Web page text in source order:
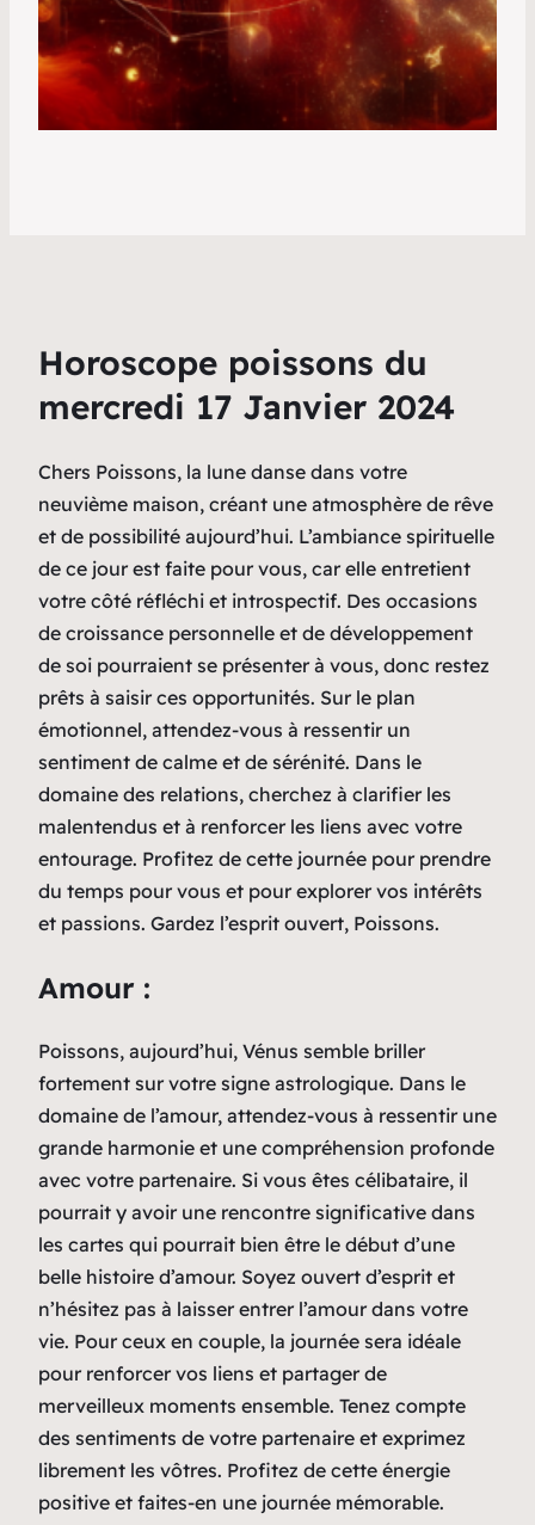
Horoscope poissons du
mercredi 17 Janvier 2024
Chers Poissons, la lune danse dans votre
neuvième maison, créant une atmosphère de rêve
et de possibilité aujourd’hui. L’ambiance spirituelle
de ce jour est faite pour vous, car elle entretient
votre côté réfléchi et introspectif. Des occasions
de croissance personnelle et de développement
de soi pourraient se présenter à vous, donc restez
prêts à saisir ces opportunités. Sur le plan
émotionnel, attendez-vous à ressentir un
sentiment de calme et de sérénité. Dans le
domaine des relations, cherchez à clarifier les
malentendus et à renforcer les liens avec votre
entourage. Profitez de cette journée pour prendre
du temps pour vous et pour explorer vos intérêts
et passions. Gardez l’esprit ouvert, Poissons.
Amour :
Poissons, aujourd’hui, Vénus semble briller
fortement sur votre signe astrologique. Dans le
domaine de l’amour, attendez-vous à ressentir une
grande harmonie et une compréhension profonde
avec votre partenaire. Si vous êtes célibataire, il
pourrait y avoir une rencontre significative dans
les cartes qui pourrait bien être le début d’une
belle histoire d’amour. Soyez ouvert d’esprit et
n’hésitez pas à laisser entrer l’amour dans votre
vie. Pour ceux en couple, la journée sera idéale
pour renforcer vos liens et partager de
merveilleux moments ensemble. Tenez compte
des sentiments de votre partenaire et exprimez
librement les vôtres. Profitez de cette énergie
positive et faites-en une journée mémorable.